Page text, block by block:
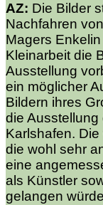
AZ: Die Bilder
Nachfahren
Magers
Kleinarbeit die
Ausstellung
ein möglicher
Bildern ihres
die
Karlshafen.
die wohl sehr
eine
als Künstler
gelangen